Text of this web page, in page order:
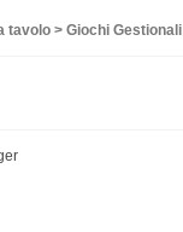
tavolo > Giochi Gestionali